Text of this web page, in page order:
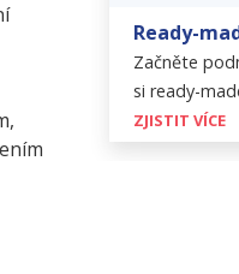
Ready-
Začněte
si ready-
ZJISTIT VÍCE